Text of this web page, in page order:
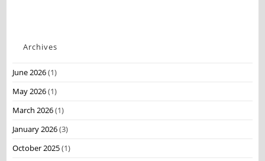
Archives
June 2026(1)
May 2026(1)
March 2026(1)
January 2026(3)
October 2025(1)